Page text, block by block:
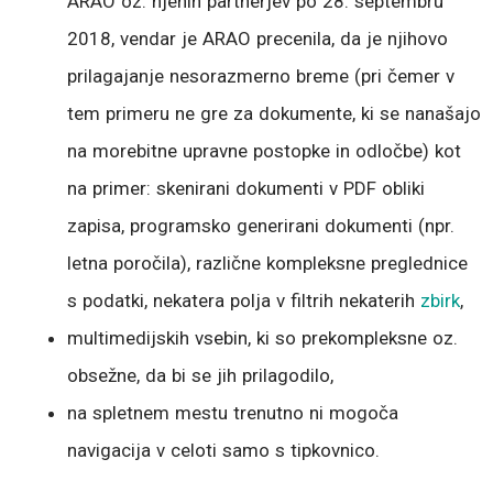
2018, vendar je ARAO precenila, da je njihovo
prilagajanje nesorazmerno breme (pri čemer v
tem primeru ne gre za dokumente, ki se nanašajo
na morebitne upravne postopke in odločbe) kot
na primer: skenirani dokumenti v PDF obliki
zapisa, programsko generirani dokumenti (npr.
letna poročila), različne kompleksne preglednice
s podatki, nekatera polja v filtrih nekaterih zbirk,
multimedijskih vsebin, ki so prekompleksne oz.
obsežne, da bi se jih prilagodilo,
na spletnem mestu trenutno ni mogoča
navigacija v celoti samo s tipkovnico.